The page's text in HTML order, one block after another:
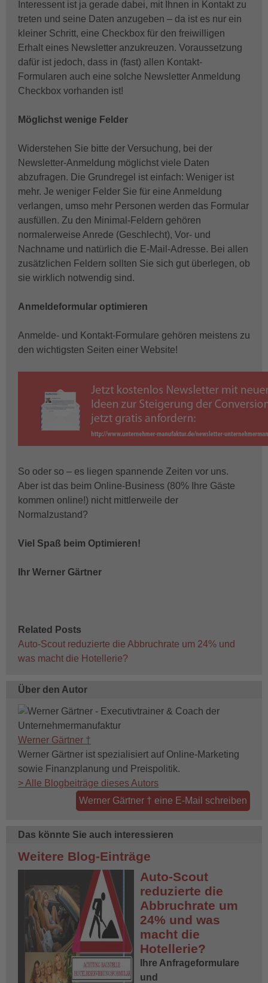
Interessent ist ja gerade dabei, mit Ihnen in Kontakt zu
treten und seine Daten anzugeben – da ist es nur ein
kleiner Schritt, eine Checkbox für den freiwilligen
Erhalt eines Newsletter anzukreuzen. Voraussetzung
dafür ist jedoch, dass in (fast) allen Kontakt-
Formularen auch eine solche Newsletter Anmeldung
Checkbox vorhanden ist!
Möglichst wenige Felder
Widerstehen Sie bitte der Versuchung, bei der
Newsletter-Anmeldung möglichst viele Daten
abzufragen. Die Grundregel ist einfach: Weniger ist
mehr. Je weniger Felder Sie für eine Anmeldung
verlangen, umso mehr Personen werden das Formular
ausfüllen. Zu den Minimal-Feldern gehören
normalerweise Anrede (Geschlecht), Vor- und
Nachname und natürlich die E-Mail-Adresse. Bei allen
zusätzlichen Feldern sollten Sie sich gut überlegen, ob
sie wirklich notwendig sind.
Anmeldeformular optimieren
Anmelde- und Kontakt-Formulare gehören meistens zu
den wichtigsten Seiten einer Website!
So oder so – es liegen spannende Zeiten vor uns.
Aber ist das beim Online-Business (80% Ihre Gäste
kommen online!) nicht mittlerweile der
Normalzustand?
Viel Spaß beim Optimieren!
Ihr Werner Gärtner
Related Posts
Auto-Scout reduzierte die Abbruchrate um 24% und
was macht die Hotellerie?
Über den Autor
Werner Gärtner †
Werner Gärtner ist spezialisiert auf Online-Marketing
sowie Finanzplanung und Preispolitik.
> Alle Blogbeiträge dieses Autors
Werner Gärtner † eine E-Mail schreiben
Das könnte Sie auch interessieren
Weitere Blog-Einträge
Auto-Scout
reduzierte die
Abbruchrate um
24% und was
macht die
Hotellerie?
Ihre Anfrageformulare
und